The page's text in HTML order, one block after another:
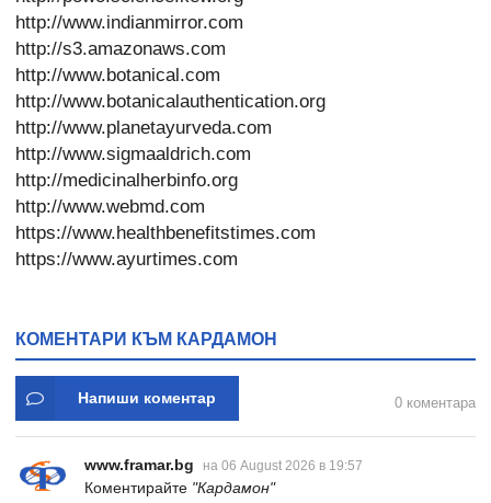
http://www.indianmirror.com
http://s3.amazonaws.com
http://www.botanical.com
http://www.botanicalauthentication.org
http://www.planetayurveda.com
http://www.sigmaaldrich.com
http://medicinalherbinfo.org
http://www.webmd.com
https://www.healthbenefitstimes.com
https://www.ayurtimes.com
КОМЕНТАРИ КЪМ КАРДАМОН
Напиши коментар 0 коментара
www.framar.bg на 06 August 2026 в 19:57
Коментирайте "Кардамон"